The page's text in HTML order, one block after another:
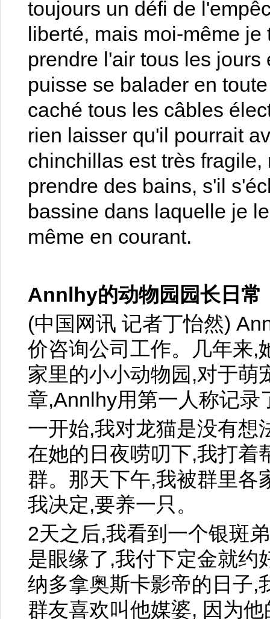
toujours un défi de
liberté, mais moi-même
prendre l'air tous les
puisse se balader en
caché tous les câbles
rien laisser qu'il pourrait
chinchillas est très
prendre des bains, s'il
bassine dans laquelle je
même en courant.
Annlhy的动物园园长日常
(中国网讯 记者丁怡然)
价咨询公司工作。几年来,
家里的小小动物园,对于萌
章,Annlhy用第一人称记
一开始,我对龙猫是没有想
在她的日夜唠叨下,我打着
群。那天下午,我被群里各
我决定,要养一只。
2天之后,我看到一个银斑
是眼缘了,我付下定金就约
纳多拿奥斯卡影帝的日子,
群友喜欢叫他媒婆, 因为